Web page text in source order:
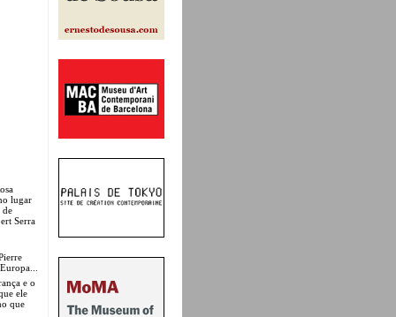
lugar
de
Serra
e o
ele
que